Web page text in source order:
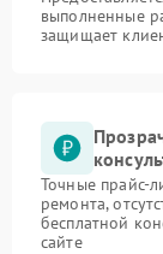
выполненные
защищает
Точные прайс-
ремонта,
бесплатной
сайте